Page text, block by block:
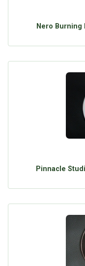
Nero Burning
Pinnacle